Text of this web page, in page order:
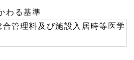
わる基準
管理料及び施設入居時等医学